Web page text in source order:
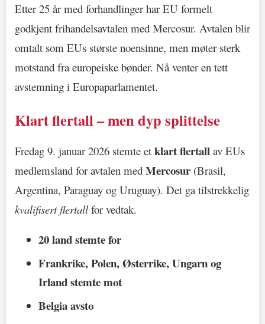
Etter 25 år med forhandlinger har EU formelt
godkjent frihandelsavtalen med Mercosur. Avtalen blir
omtalt som EUs største noensinne, men møter sterk
motstand fra europeiske bønder. Nå venter en tett
avstemning i Europaparlamentet.
Klart flertall – men dyp splittelse
Fredag 9. januar 2026 stemte et klart flertall av EUs
medlemsland for avtalen med Mercosur (Brasil,
Argentina, Paraguay og Uruguay). Det ga tilstrekkelig
kvalifisert flertallfor vedtak.
20 land stemte for
Frankrike, Polen, Østerrike, Ungarn og
Irland stemte mot
Belgia avsto